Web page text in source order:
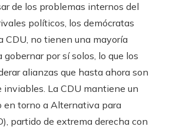
de los problemas internos del
políticos, los demócratas
CDU, no tienen una mayoría
por sí solos, lo que los
alianzas que hasta ahora son
La CDU mantiene un
en torno a Alternativa para
partido de extrema derecha con